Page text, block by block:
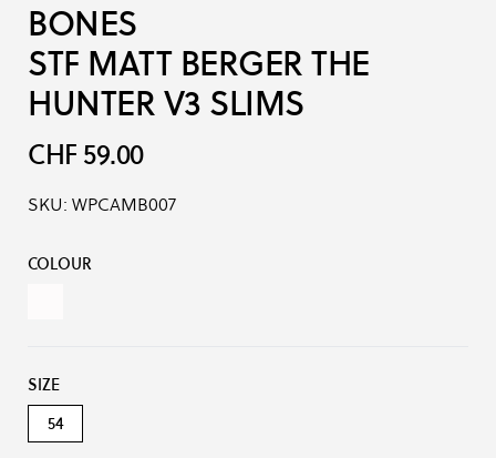
BONES
STF MATT BERGER THE
HUNTER V3 SLIMS
CHF 59.00
SKU: WPCAMB007
Produkt-Optionen:
COLOUR
SIZE
54